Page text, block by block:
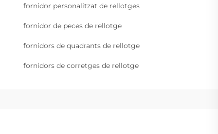
fornidor personalitzat de rellotges
fornidor de peces de rellotge
fornidors de quadrants de rellotge
fornidors de corretges de rellotge